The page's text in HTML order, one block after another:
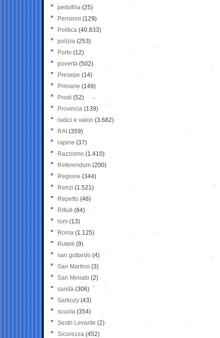
pedofilia (25)
Pensioni (129)
Politica (40.833)
polizia (253)
Porto (12)
povertà (502)
Presepe (14)
Primarie (149)
Prodi (52)
Provincia (139)
radici e valori (3.682)
RAI (359)
rapine (37)
Razzismo (1.410)
Referendum (200)
Regione (344)
Renzi (1.521)
Repetto (46)
Rifiuti (84)
rom (13)
Roma (1.125)
Rutelli (9)
san gottardo (4)
San Martino (3)
San Miniato (2)
sanità (306)
Sarkozy (43)
scuola (354)
Sestri Levante (2)
Sicurezza (452)